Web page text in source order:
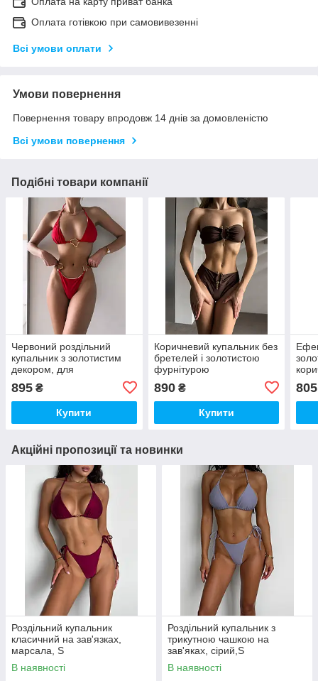
Оплата готівкою при самовивезенні
Всі умови оплати
Умови повернення
Повернення товару впродовж 14 днів за домовленістю
Всі умови повернення
Подібні товари компанії
Червоний роздільний
купальник з золотистим
декором, для
895 ₴
Купити
Коричневий купальник без
бретелей і золотистою
фурнітурою
890₴
Купити
805
Акційні пропозиції та новинки
Роздільний купальник
класичний на зав'язках,
марсала, S
В наявності
Роздільний купальник з
трикутною чашкою на
зав'яках, сірий,S
В наявності